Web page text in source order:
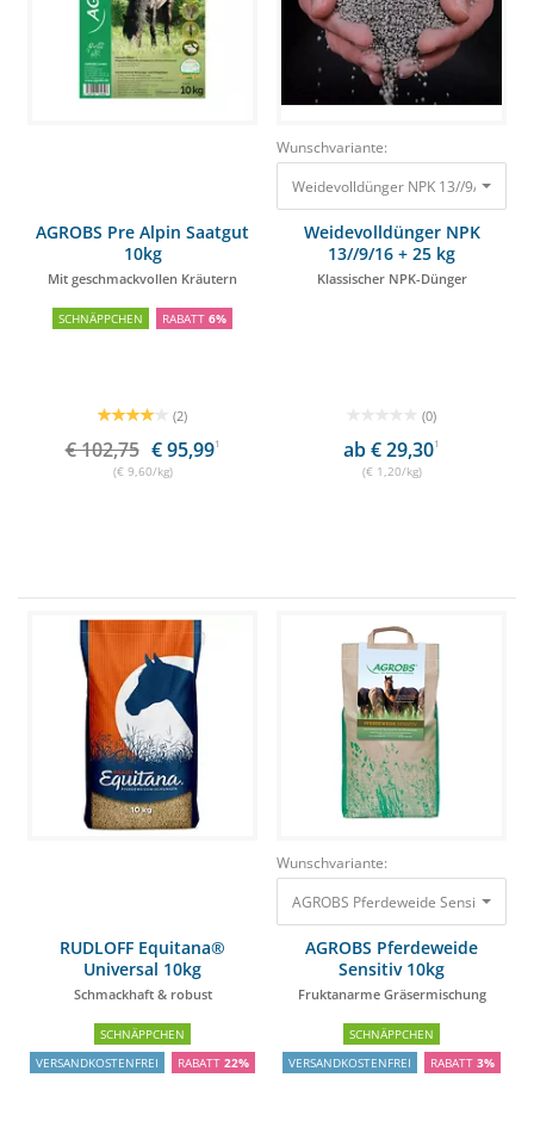
AGROBS Pre Alpin Saatgut
10kg
Mit geschmackvollen Kräutern
SCHNÄPPCHEN RABATT 6%
(2)
€ 102,75 € 95,991
(€ 9,60/kg)
Wunschvariante:
Weidevolldünger NPK
13//9/16 + 25 kg
Klassischer NPK-Dünger
(0)
ab € 29,301
(€ 1,20/kg)
RUDLOFF Equitana®
Universal 10kg
Schmackhaft & robust
SCHNÄPPCHEN
VERSANDKOSTENFREI
RABATT 22%
Wunschvariante:
AGROBS Pferdeweide Sensitiv
AGROBS Pferdeweide
Sensitiv 10kg
Fruktanarme Gräsermischung
SCHNÄPPCHEN
VERSANDKOSTENFREI
RABATT 3%